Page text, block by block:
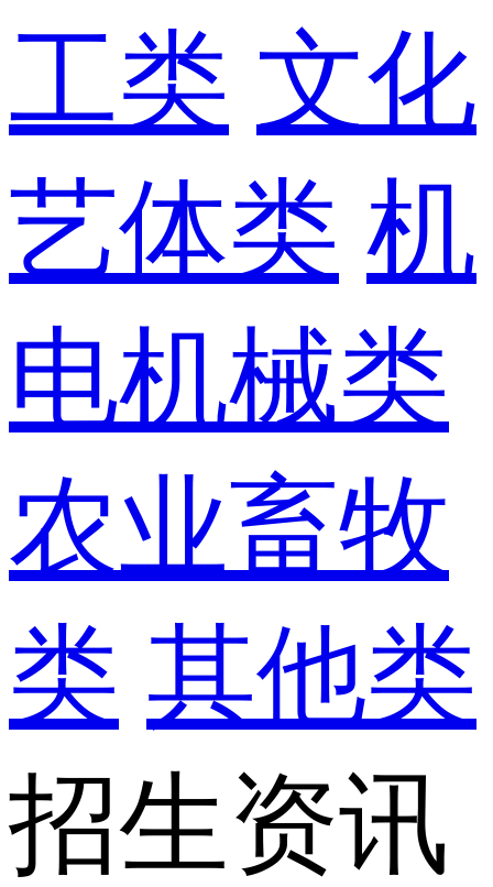
工类 文化
艺体类 机
电机械类
农业畜牧
类 其他类
招生资讯